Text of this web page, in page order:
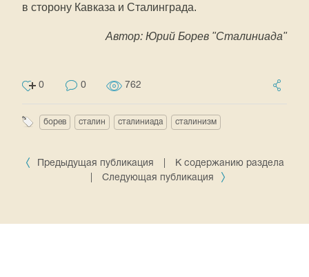
в сторону Кавказа и Сталинграда.
Автор: Юрий Борев "Сталиниада"
0 0 762
борев сталин сталиниада сталинизм
Предыдущая публикация
К содержанию раздела
Следующая публикация